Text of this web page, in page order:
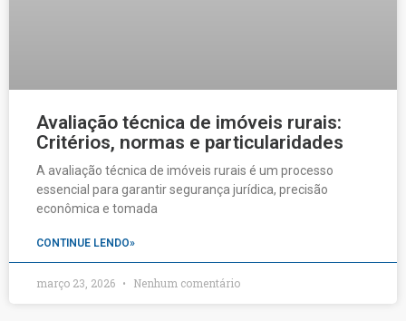
Avaliação técnica de imóveis rurais:
Critérios, normas e particularidades
A avaliação técnica de imóveis rurais é um processo
essencial para garantir segurança jurídica, precisão
econômica e tomada
CONTINUE LENDO»
março 23, 2026 Nenhum comentário